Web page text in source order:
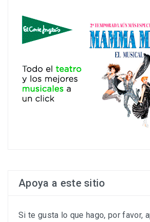
Apoya a este sitio
Si te gusta lo que hago, por favor,